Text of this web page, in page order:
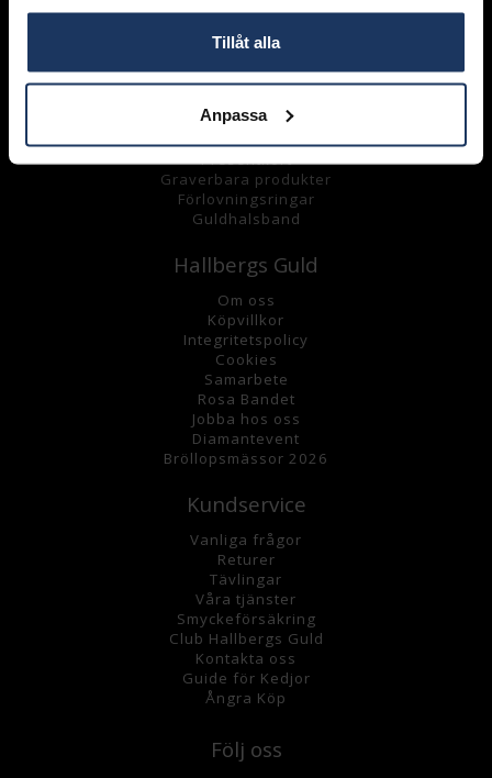
Tillåt alla
Anpassa
Halsband
Örhängen
Graverbara produkter
Förlovningsringar
Guldhalsband
Hallbergs Guld
Om oss
Köpvillkor
Integritetspolicy
Cookies
Samarbete
Rosa Bandet
Jobba hos oss
Diamantevent
Bröllopsmässor 2026
Kundservice
Vanliga frågor
Returer
Tävlingar
Våra tjänster
Smyckeförsäkring
Club Hallbergs Guld
Kontakta oss
Guide för Kedjor
Ångra Köp
Följ oss